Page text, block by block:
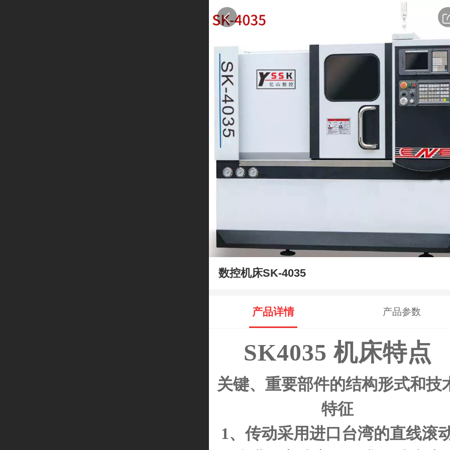
数控机床SK-4035
产品详情 产品参数
SK4035 机床特点
关键、重要部件的结构形式和技
特征
1、传动采用进口台湾的直线滚